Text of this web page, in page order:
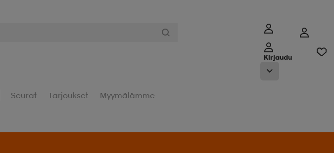
Kirjaudu
Seurat Tarjoukset Myymälämme